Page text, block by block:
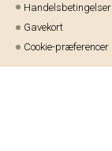
Handelsbetingelser
Gavekort
Cookie-præferencer